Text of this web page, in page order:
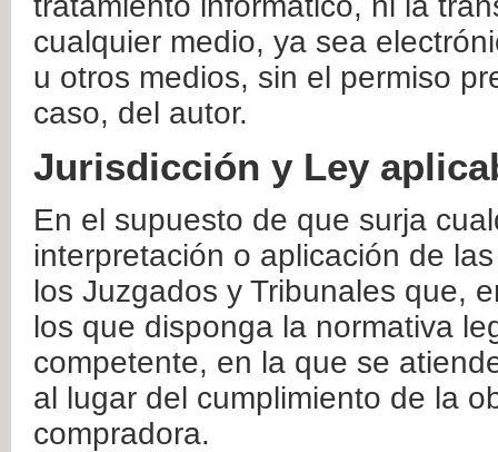
cualquier medio, ya sea
u otros medios, sin el permiso
caso, del autor.
Jurisdicción y Ley
En el supuesto de que surja
interpretación o aplicación de
los Juzgados y Tribunales que,
los que disponga la normativa
competente, en la que se
al lugar del cumplimiento de la
compradora.